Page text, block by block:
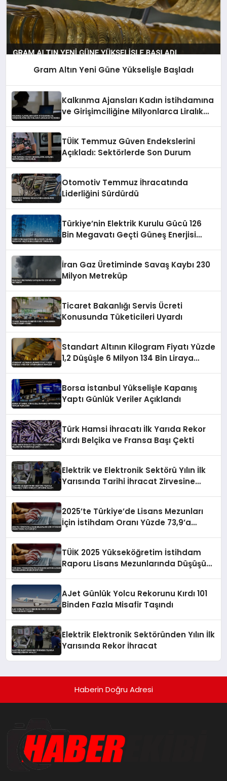
Gram Altın Yeni Güne Yükselişle Başladı
Kalkınma Ajansları Kadın İstihdamına
ve Girişimciliğine Milyonlarca Liralık
TÜİK Temmuz Güven Endekslerini
Açıkladı: Sektörlerde Son Durum
Otomotiv Temmuz İhracatında
Liderliğini Sürdürdü
Türkiye’nin Elektrik Kurulu Gücü 126
Bin Megavatı Geçti Güneş Enerjisi
İran Gaz Üretiminde Savaş Kaybı 230
Milyon Metreküp
Ticaret Bakanlığı Servis Ücreti
Konusunda Tüketicileri Uyardı
Standart Altının Kilogram Fiyatı Yüzde
1,2 Düşüşle 6 Milyon 134 Bin Liraya
Borsa İstanbul Yükselişle Kapanış
Yaptı Günlük Veriler Açıklandı
Türk Hamsi İhracatı İlk Yarıda Rekor
Kırdı Belçika ve Fransa Başı Çekti
Elektrik ve Elektronik Sektörü Yılın İlk
Yarısında Tarihi İhracat Zirvesine
2025’te Türkiye’de Lisans Mezunları
İçin İstihdam Oranı Yüzde 73,9’a
TÜİK 2025 Yükseköğretim İstihdam
Raporu Lisans Mezunlarında Düşüşü
AJet Günlük Yolcu Rekorunu Kırdı 101
Binden Fazla Misafir Taşındı
Elektrik Elektronik Sektöründen Yılın İlk
Yarısında Rekor İhracat
Haberin Doğru Adresi